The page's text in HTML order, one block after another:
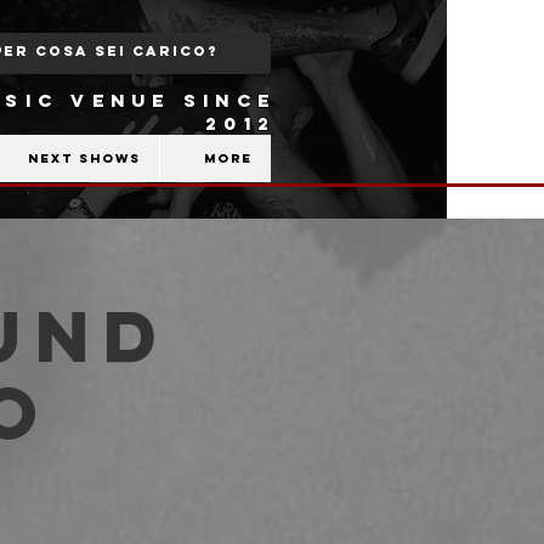
VENUE SINCE
2012
Next shows More